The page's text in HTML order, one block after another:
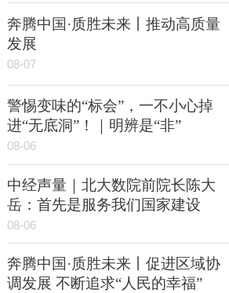
奔腾中国·质胜未来丨推动高质量
发展
08-07
警惕变味的“标会”，一不小心掉
进“无底洞”！｜明辨是“非”
08-06
中经声量｜北大数院前院长陈大
岳：首先是服务我们国家建设
08-06
奔腾中国·质胜未来丨促进区域协
调发展 不断追求“人民的幸福”